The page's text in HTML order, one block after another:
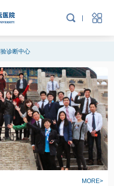
诊断中心
MORE>